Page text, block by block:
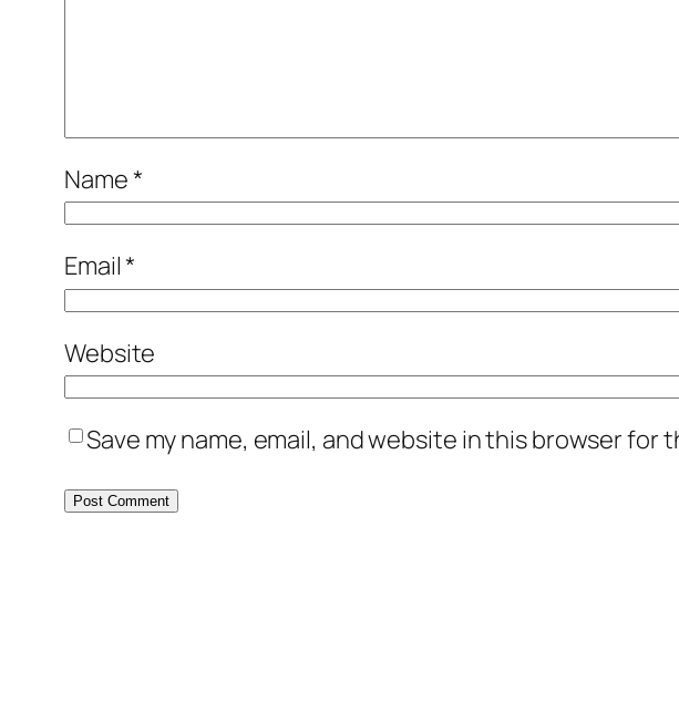
Name*
Email*
Website
Save my name, email, and website in this browser for